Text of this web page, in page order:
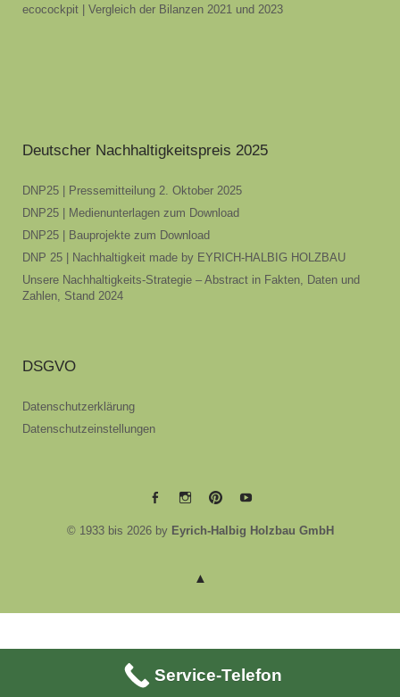
ecocockpit | Vergleich der Bilanzen 2021 und 2023
Deutscher Nachhaltigkeitspreis 2025
DNP25 | Pressemitteilung 2. Oktober 2025
DNP25 | Medienunterlagen zum Download
DNP25 | Bauprojekte zum Download
DNP 25 | Nachhaltigkeit made by EYRICH-HALBIG HOLZBAU
Unsere Nachhaltigkeits-Strategie – Abstract in Fakten, Daten und
Zahlen, Stand 2024
DSGVO
Datenschutzerklärung
Datenschutzeinstellungen
EYRICH-EYRICH-EYRICH-EYRICH-
© 1933 bis 2026 by Eyrich-Halbig Holzbau GmbH
Service-Telefon